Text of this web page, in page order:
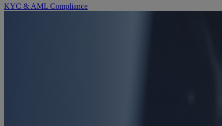
KYC & AML Compliance